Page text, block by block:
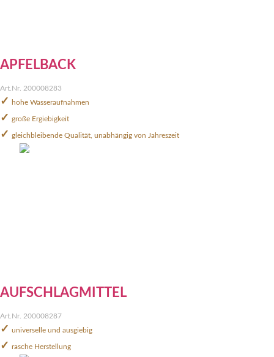
APFELBACK
Art.Nr. 200008283
✓ hohe Wasseraufnahmen
✓ große Ergiebigkeit
✓ gleichbleibende Qualität, unabhängig von Jahreszeit
AUFSCHLAGMITTEL
Art.Nr. 200008287
✓ universelle und ausgiebig
✓ rasche Herstellung